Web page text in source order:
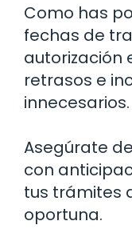
Como has
fechas de
autorización
retrasos e
innecesarios.
Asegúrate
con
tus trámites
oportuna.